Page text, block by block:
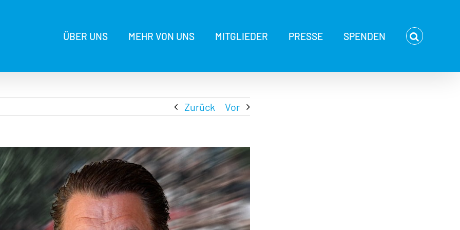
ÜBER UNS MEHR VON UNS MITGLIEDER PRESSE SPENDEN
Zurück Vor